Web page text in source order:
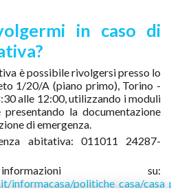
in caso di
è possibile rivolgersi presso lo
1/20/A (piano primo), Torino -
alle 12:00, utilizzando i moduli
la documentazione
di emergenza.
abitativa: 011011 24287-
su:
informacasa/politiche_casa/